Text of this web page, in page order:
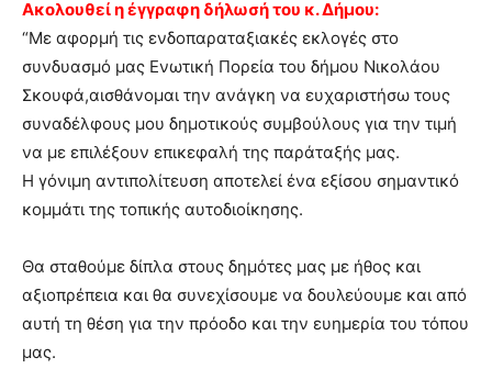
Ακολουθεί η έγγραφη δήλωσή του κ. Δήμου:
“Με αφορμή τις ενδοπαραταξιακές εκλογές στο
συνδυασμό μας Ενωτική Πορεία του δήμου Νικολάου
Σκουφά,αισθάνομαι την ανάγκη να ευχαριστήσω τους
συναδέλφους μου δημοτικούς συμβούλους για την τιμή
να με επιλέξουν επικεφαλή της παράταξής μας.
Η γόνιμη αντιπολίτευση αποτελεί ένα εξίσου σημαντικό
κομμάτι της τοπικής αυτοδιοίκησης.
Θα σταθούμε δίπλα στους δημότες μας με ήθος και
αξιοπρέπεια και θα συνεχίσουμε να δουλεύουμε και από
αυτή τη θέση για την πρόοδο και την ευημερία του τόπου
μας.